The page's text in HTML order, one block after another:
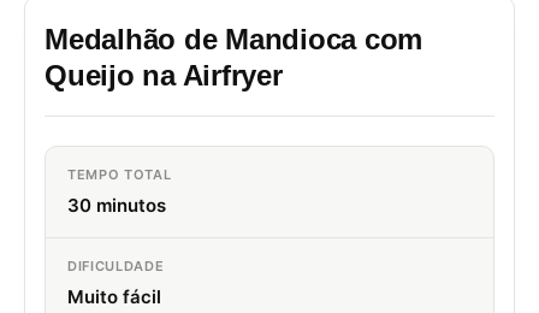
Medalhão de Mandioca com
Queijo na Airfryer
TEMPO TOTAL
30 minutos
DIFICULDADE
Muito fácil